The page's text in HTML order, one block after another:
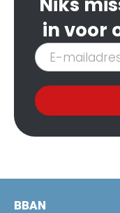
in voor
Inschrijven
nieuwsbrief
BBAN